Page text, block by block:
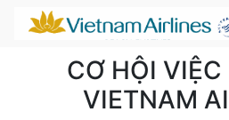
CƠ HỘI
VIETNAM